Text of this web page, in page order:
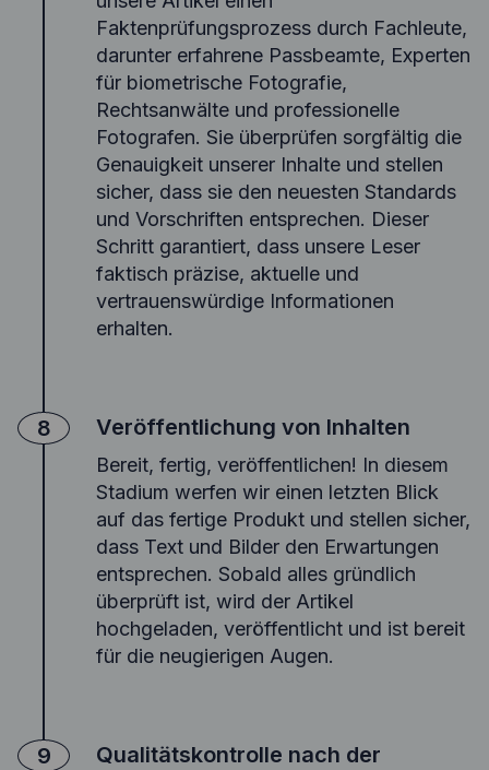
Faktenprüfungsprozess durch Fachleute,
darunter erfahrene Passbeamte, Experten
für biometrische Fotografie,
Rechtsanwälte und professionelle
Fotografen. Sie überprüfen sorgfältig die
Genauigkeit unserer Inhalte und stellen
sicher, dass sie den neuesten Standards
und Vorschriften entsprechen. Dieser
Schritt garantiert, dass unsere Leser
faktisch präzise, aktuelle und
vertrauenswürdige Informationen
erhalten.
8 Veröffentlichung von Inhalten
Bereit, fertig, veröffentlichen! In diesem
Stadium werfen wir einen letzten Blick
auf das fertige Produkt und stellen sicher,
dass Text und Bilder den Erwartungen
entsprechen. Sobald alles gründlich
überprüft ist, wird der Artikel
hochgeladen, veröffentlicht und ist bereit
für die neugierigen Augen.
Qualitätskontrolle nach der
9